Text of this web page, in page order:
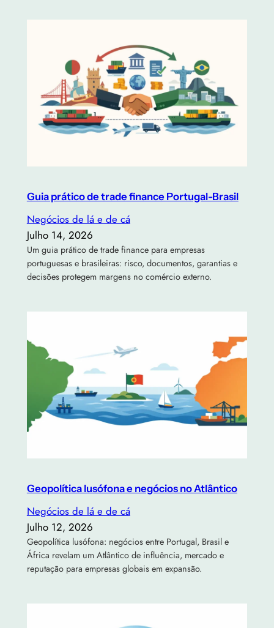
Guia prático de trade finance Portugal-Brasil
Negócios de lá e de cá
Julho 14, 2026
Um guia prático de trade finance para empresas
portuguesas e brasileiras: risco, documentos, garantias e
decisões protegem margens no comércio externo.
Geopolítica lusófona e negócios no Atlântico
Negócios de lá e de cá
Julho 12, 2026
Geopolítica lusófona: negócios entre Portugal, Brasil e
África revelam um Atlântico de influência, mercado e
reputação para empresas globais em expansão.